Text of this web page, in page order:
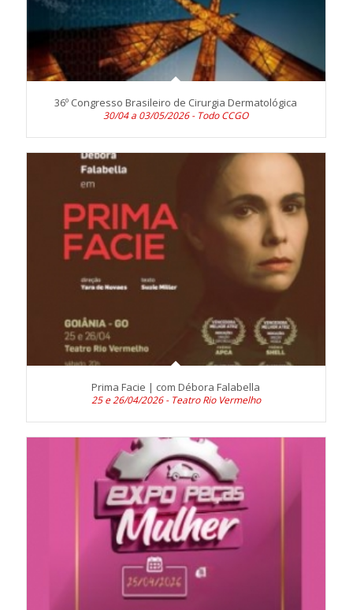
36º Congresso Brasileiro de Cirurgia Dermatológica
30/04 a 03/05/2026 - Todo CCGO
Prima Facie | com Débora Falabella
25 e 26/04/2026 - Teatro Rio Vermelho